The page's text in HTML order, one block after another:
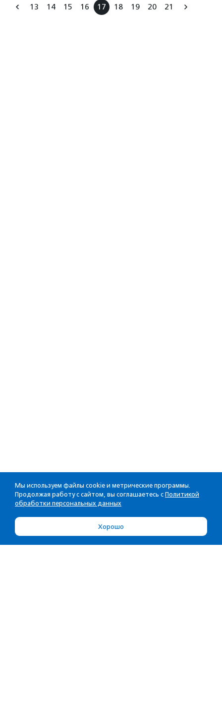
13 14 15 16 17 18 19 20 21
Мы используем файлы cookie и метрические программы.
Продолжая работу с сайтом, вы соглашаетесь с Политикой
обработки персональных данных
Хорошо